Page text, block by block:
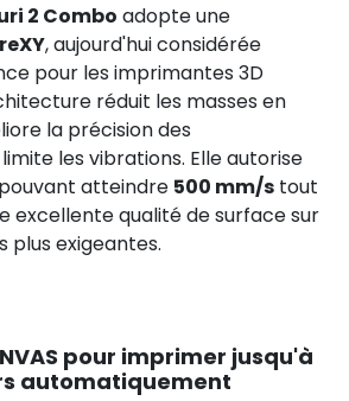
2 Combo adopte une
, aujourd'hui considérée
pour les imprimantes 3D
réduit les masses en
la précision des
les vibrations. Elle autorise
atteindre 500 mm/s tout
excellente qualité de surface sur
plus exigeantes.
pour imprimer jusqu'à
automatiquement